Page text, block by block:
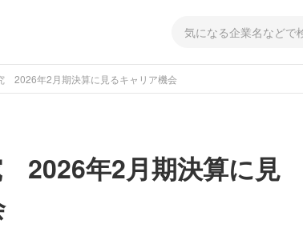
2026年2月期決算に見るキャリア機会
2026年2月期決算に見